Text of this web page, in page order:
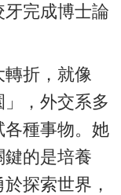
完成博士論
折，就像
」，外交系多
各種事物。她
的是培養
探索世界，